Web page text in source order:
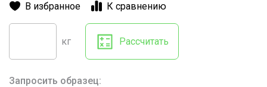
В избранное К сравнению
кг Рассчитать
Запросить образец: